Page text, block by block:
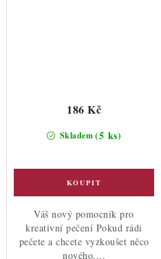
Skladem(5 ks)
186 Kč
Váš nový pomocník pro
kreativní pečení Pokud rádi
pečete a chcete vyzkoušet něco
nového,...